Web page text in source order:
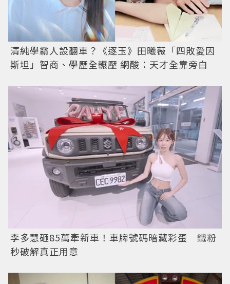
清純學霸人設翻車？《逐玉》田曦薇「四敗愛因
斯坦」智商、學歷全輾壓 網酸：天才全靠旁白
李多慧砸85萬牽新車！車牌號碼暗藏彩蛋 鐵粉
秒破解真正用意